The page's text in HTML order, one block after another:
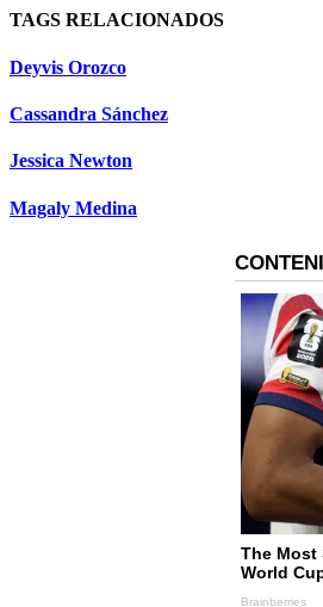
TAGS RELACIONADOS
Deyvis Orozco
Cassandra Sánchez
Jessica Newton
Magaly Medina